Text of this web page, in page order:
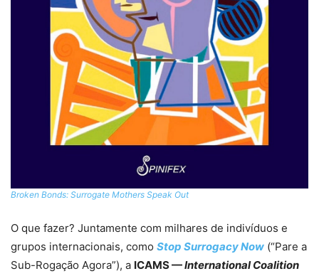
Broken Bonds: Surrogate Mothers Speak Out
O que fazer? Juntamente com milhares de indivíduos e
grupos internacionais, como Stop Surrogacy Now (“Pare a
Sub-Rogação Agora”), a ICAMS —International Coalition